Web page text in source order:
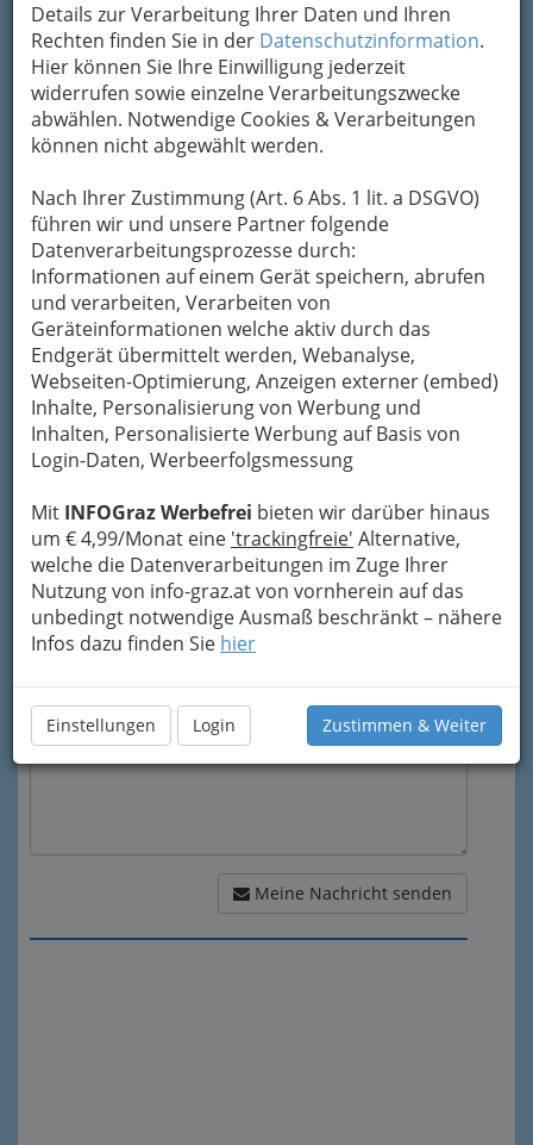
Details zur Verarbeitung Ihrer Daten und Ihren
Rechten finden Sie in der Datenschutzinformation.
Hier können Sie Ihre Einwilligung jederzeit
widerrufen sowie einzelne Verarbeitungszwecke
abwählen. Notwendige Cookies & Verarbeitungen
können nicht abgewählt werden.
Nach Ihrer Zustimmung (Art. 6 Abs. 1 lit. a DSGVO)
führen wir und unsere Partner folgende
Datenverarbeitungsprozesse durch:
Informationen auf einem Gerät speichern, abrufen
und verarbeiten, Verarbeiten von
Geräteinformationen welche aktiv durch das
Endgerät übermittelt werden, Webanalyse,
Webseiten-Optimierung, Anzeigen externer (embed)
Inhalte, Personalisierung von Werbung und
Inhalten, Personalisierte Werbung auf Basis von
Login-Daten, Werbeerfolgsmessung
Mit INFOGraz Werbefrei bieten wir darüber hinaus
um € 4,99/Monat eine 'trackingfreie' Alternative,
welche die Datenverarbeitungen im Zuge Ihrer
Nutzung von info-graz.at von vornherein auf das
unbedingt notwendige Ausmaß beschränkt – nähere
Infos dazu finden Sie hier
Einstellungen Login Zustimmen & Weiter
Kontaktaufnahme
Um die Info-Graz Firmenvor Spam-Mails zu
bewahren, verwenden wir an dieser Stelle zur
Formular. Ihre Nachricht wird nach dem
Absenden umgehend per Mail an das
Unternehmen Stoffbauer*** Wirtshaus und
Hotel - Stoffbauer Gastronomie und Hotelerie
Gesellschaft m.b.H. weitergeleitet.
Mein Name
Meine Email Adresse
Mein Betreff
Meine Nachricht
Meine Nachricht senden